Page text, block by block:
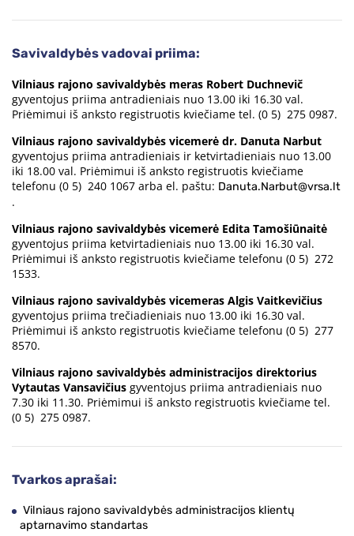
Savivaldybės vadovai priima:
Vilniaus rajono savivaldybės meras Robert Duchnevič
gyventojus priima antradieniais nuo 13.00 iki 16.30 val.
Priėmimui iš anksto registruotis kviečiame tel. (0 5) 275 0987.
Vilniaus rajono savivaldybės vicemerė dr. Danuta Narbut
gyventojus priima antradieniais ir ketvirtadieniais nuo 13.00
iki 18.00 val. Priėmimui iš anksto registruotis kviečiame
telefonu (0 5) 240 1067 arba el. paštu: Danuta.Narbut@vrsa.lt
.
Vilniaus rajono savivaldybės vicemerė Edita Tamošiūnaitė
gyventojus priima ketvirtadieniais nuo 13.00 iki 16.30 val.
Priėmimui iš anksto registruotis kviečiame telefonu (0 5) 272
1533.
Vilniaus rajono savivaldybės vicemeras Algis Vaitkevičius
gyventojus priima trečiadieniais nuo 13.00 iki 16.30 val.
Priėmimui iš anksto registruotis kviečiame telefonu (0 5) 277
8570.
Vilniaus rajono savivaldybės administracijos direktorius
Vytautas Vansavičius gyventojus priima antradieniais nuo
7.30 iki 11.30. Priėmimui iš anksto registruotis kviečiame tel.
(0 5) 275 0987.
Tvarkos aprašai:
Vilniaus rajono savivaldybės administracijos klientų
aptarnavimo standartas